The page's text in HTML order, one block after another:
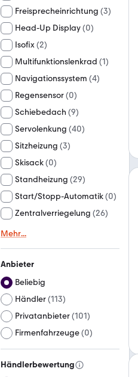
Freisprecheinrichtung (3)
Head-Up Display(0)
Isofix(2)
Multifunktionslenkrad (1)
Navigationssystem (4)
Regensensor(0)
Schiebedach (9)
Servolenkung (40)
Sitzheizung (3)
Skisack(0)
Standheizung (29)
Start/Stopp-Automatik(0)
Zentralverriegelung (26)
Mehr...
Anbieter
Beliebig
Händler(113)
Privatanbieter(101)
Firmenfahrzeuge(0)
Händlerbewertung